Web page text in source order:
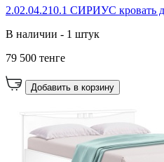
2.02.04.210.1 СИРИУС кровать
В наличии - 1 штук
79 500 тенге
Добавить в корзину